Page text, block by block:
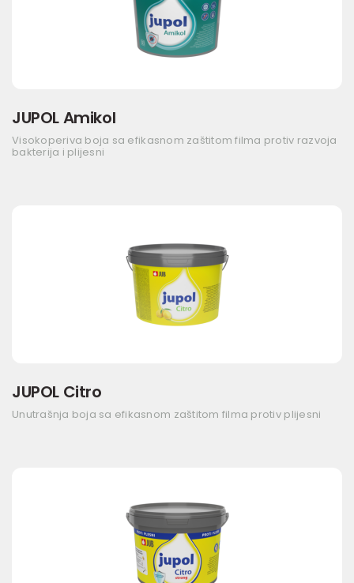
JUPOL Amikol
Visokoperiva boja sa efikasnom zaštitom filma protiv razvoja
bakterija i plijesni
JUPOL Citro
Unutrašnja boja sa efikasnom zaštitom filma protiv plijesni